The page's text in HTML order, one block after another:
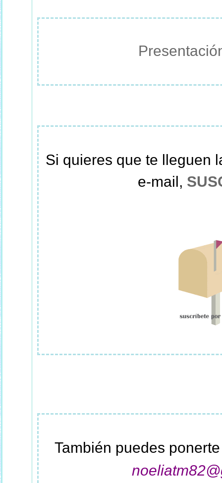
Si quieres que te lleguen
e-mail,
También puedes